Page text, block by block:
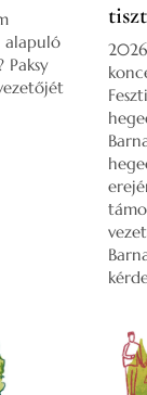
alapuló
Paksy